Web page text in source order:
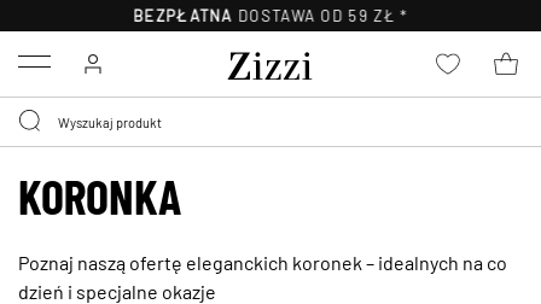
BEZPŁATNA DOSTAWA OD 59 ZŁ *
Menu
KORONKA
Poznaj naszą ofertę eleganckich koronek – idealnych na co
dzień i specjalne okazje